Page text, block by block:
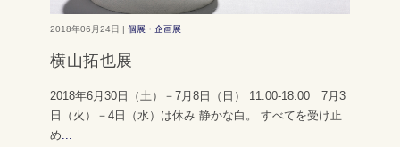
2018年06月24日 | 個展・企画展
横山拓也展
2018年6月30日（土）－7月8日（日） 11:00-18:00 7月3
日（火）－4日（水）は休み 静かな白。 すべてを受け止
め...